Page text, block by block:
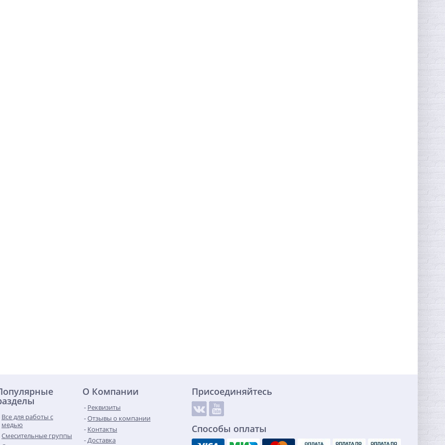
Все для работы с
медью
Смесительные группы
О Компании
Реквизиты
Отзывы о компании
Контакты
Доставка
Присоединяйтесь
Способы оплаты